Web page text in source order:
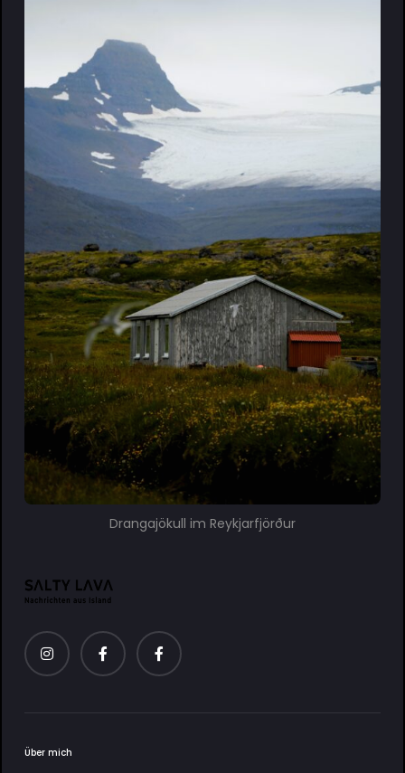
Drangajökull im Reykjarfjörður
Über mich